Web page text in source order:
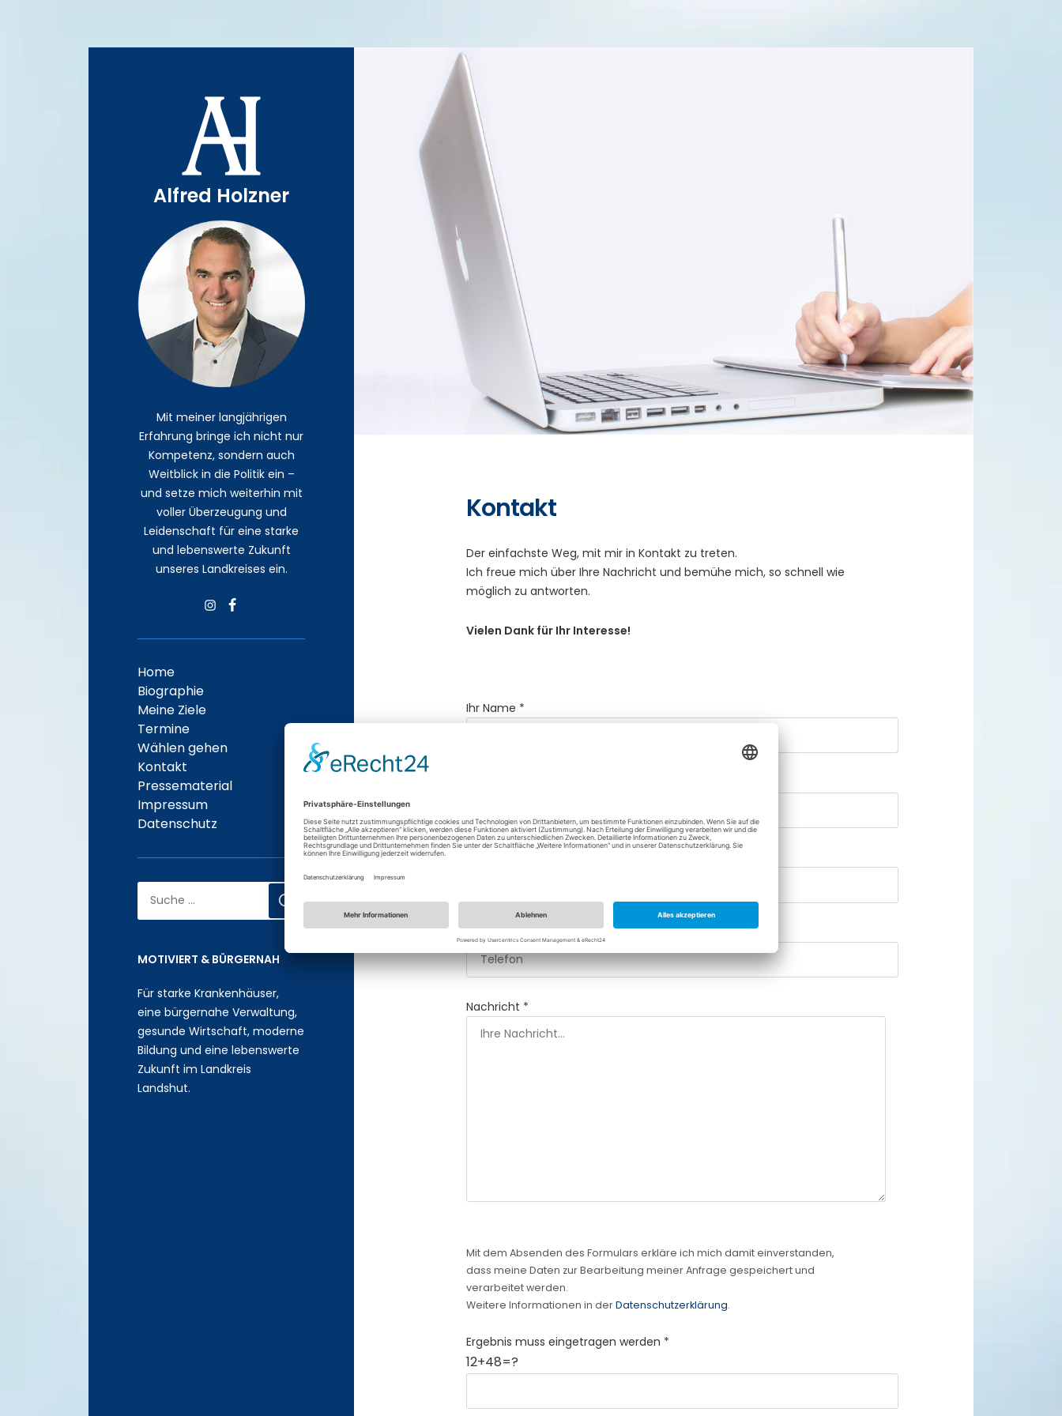
Alfred Holzner
Mit meiner langjährigen
Erfahrung bringe ich nicht nur
Kompetenz, sondern auch
Weitblick in die Politik ein –
und setze mich weiterhin mit
voller Überzeugung und
Leidenschaft für eine starke
und lebenswerte Zukunft
unseres Landkreises ein.
InstaFacebook
Home
Biographie
Meine Ziele
Termine
Wählen gehen
Kontakt
Pressematerial
Impressum
Datenschutz
Suche
nach:
MOTIVIERT & BÜRGERNAH
Für starke Krankenhäuser,
eine bürgernahe Verwaltung,
gesunde Wirtschaft, moderne
Bildung und eine lebenswerte
Zukunft im Landkreis
Landshut.
Kontakt
Der einfachste Weg, mit mir in Kontakt zu treten.
Ich freue mich über Ihre Nachricht und bemühe mich, so schnell wie
möglich zu antworten.
Vielen Dank für Ihr Interesse!
Ihr Name *
Telefon
Nachricht *
Mit dem Absenden des Formulars erkläre ich mich damit einverstanden,
dass meine Daten zur Bearbeitung meiner Anfrage gespeichert und
verarbeitet werden.
Weitere Informationen in derDatenschutzerklärung.
Ergebnis muss eingetragen werden *
12+48=?